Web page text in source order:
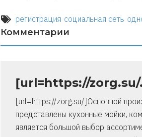
регистрация социальная сеть
Комментарии
[url=https://
[url=https://zorg.su/]Основной
представлены кухонные мойки,
является большой выбор